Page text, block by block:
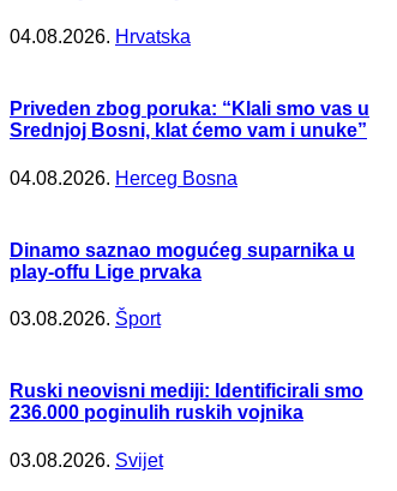
04.08.2026. Hrvatska
Priveden zbog poruka: “Klali smo vas u
Srednjoj Bosni, klat ćemo vam i unuke”
04.08.2026. Herceg Bosna
Dinamo saznao mogućeg suparnika u
play-offu Lige prvaka
03.08.2026. Šport
Ruski neovisni mediji: Identificirali smo
236.000 poginulih ruskih vojnika
03.08.2026. Svijet